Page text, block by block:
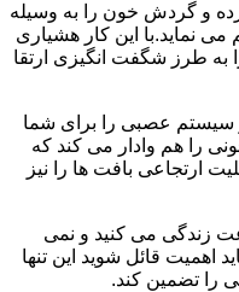
و گردش خون را به وسیله
نماید.با این کار هشیاری
به طرز شگفت انگیزی ارتقا
سیستم عصبی را برای شما
را هم وادار می کند که
ارتجاعی بافت ها را نیز
زندگی می کنید و نمی
اهمیت قائل شوید این تنها
را تضمین کند.